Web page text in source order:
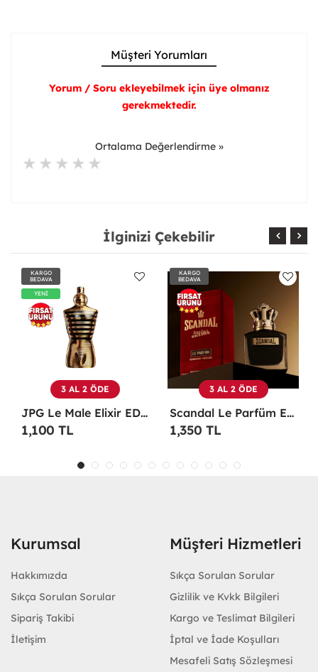
Müşteri Yorumları
Yorum / Soru ekleyebilmek için üye olmanız
gerekmektedir.
Ortalama Değerlendirme »
İlginizi Çekebilir
KARGO
BEDAVA
3 AL 2 ÖDE
Scandal Le Parfüm EDP 100 ML Erkek Parfüm -
1,350 TL
KARGO
BEDAVA
3 AL 2 ÖDE
Christian Dior Sauvage EDP 100 ML Erkek Parfüm - CDDS
1,100 TL
Kurumsal
Hakkımızda
Sıkça Sorulan Sorular
Sipariş Takibi
İletişim
Müşteri Hizmetleri
Sıkça Sorulan Sorular
Gizlilik ve Kvkk Bilgileri
Kargo ve Teslimat Bilgileri
İptal ve İade Koşulları
Mesafeli Satış Sözleşmesi